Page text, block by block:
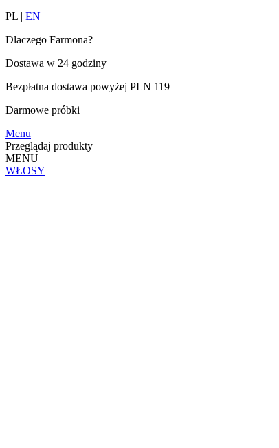
PL | EN
Dlaczego Farmona?
Dostawa w 24 godziny
Bezpłatna dostawa powyżej PLN 119
Darmowe próbki
Menu
Przeglądaj produkty
MENU
WŁOSY